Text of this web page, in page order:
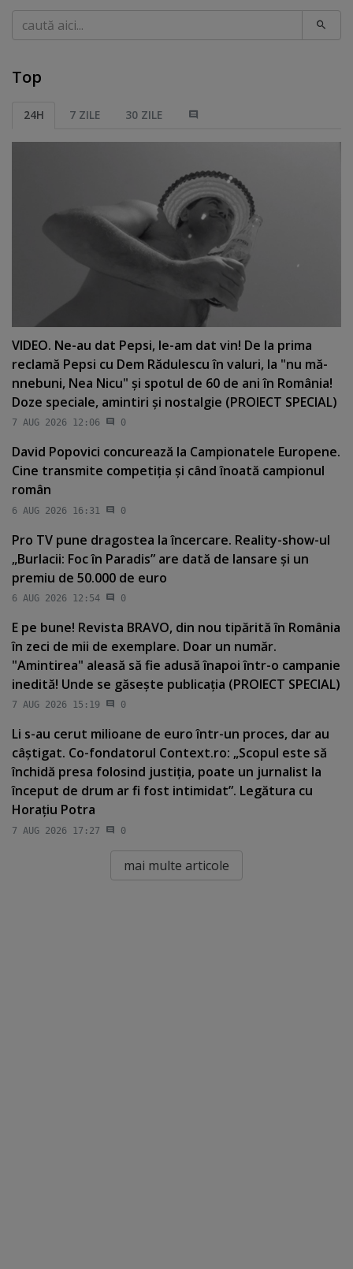
Caută
Top
24H 7 ZILE 30 ZILE
VIDEO. Ne-au dat Pepsi, le-am dat vin! De la prima
reclamă Pepsi cu Dem Rădulescu în valuri, la "nu mă-
nnebuni, Nea Nicu" şi spotul de 60 de ani în România!
Doze speciale, amintiri şi nostalgie (PROIECT SPECIAL)
7 AUG 2026 12:06 0
David Popovici concurează la Campionatele Europene.
Cine transmite competiţia şi când înoată campionul
român
6 AUG 2026 16:31 0
Pro TV pune dragostea la încercare. Reality-show-ul
„Burlacii: Foc în Paradis” are dată de lansare şi un
premiu de 50.000 de euro
6 AUG 2026 12:54 0
E pe bune! Revista BRAVO, din nou tipărită în România
în zeci de mii de exemplare. Doar un număr.
"Amintirea" aleasă să fie adusă înapoi într-o campanie
inedită! Unde se găseşte publicaţia (PROIECT SPECIAL)
7 AUG 2026 15:19 0
Li s-au cerut milioane de euro într-un proces, dar au
câştigat. Co-fondatorul Context.ro: „Scopul este să
închidă presa folosind justiţia, poate un jurnalist la
început de drum ar fi fost intimidat”. Legătura cu
Horaţiu Potra
7 AUG 2026 17:27 0
mai multe articole